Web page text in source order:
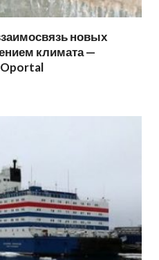
новых
климата —